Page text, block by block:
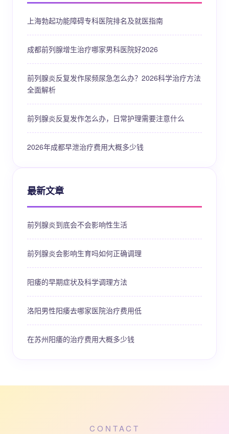
上海勃起功能障碍专科医院排名及就医指南
成都前列腺增生治疗哪家男科医院好2026
前列腺炎反复发作尿频尿急怎么办？2026科学治疗方法
全面解析
前列腺炎反复发作怎么办，日常护理需要注意什么
2026年成都早泄治疗费用大概多少钱
最新文章
前列腺炎到底会不会影响性生活
前列腺炎会影响生育吗如何正确调理
阳痿的早期症状及科学调理方法
洛阳男性阳痿去哪家医院治疗费用低
在苏州阳痿的治疗费用大概多少钱
CONTACT